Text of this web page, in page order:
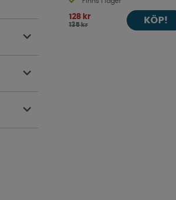
128 kr
135 kr KÖP!